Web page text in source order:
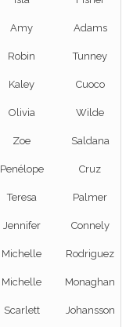
Amy Adams
Robin Tunney
Kaley Cuoco
Olivia Wilde
Zoe Saldana
Penélope Cruz
Teresa Palmer
Jennifer Connely
Michelle Rodriguez
Michelle Monaghan
Scarlett Johansson